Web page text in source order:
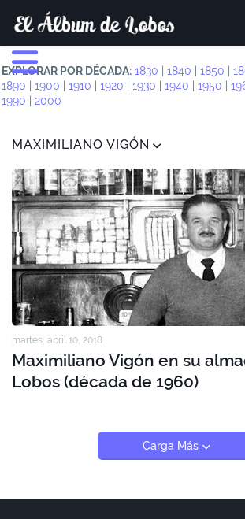
EXPLORAR POR DÉCADA: 1830 1840 1850
1890
1900 1910 1920 1930 1940 1950
1990
2000
MAXIMILIANO VIGÓN
martes, abril 10, 2018
Maximiliano Vigón en su
Lobos (década de 1960)
Carga Más